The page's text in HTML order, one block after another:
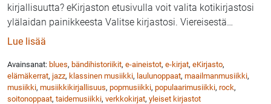
kirjallisuutta? eKirjaston etusivulla voit valita kotikirjastosi
ylälaidan painikkeesta Valitse kirjastosi. Viereisestä …
Lue lisää
Avainsanat: blues, bändihistoriikit, e-aineistot, e-kirjat, eKirjasto,
elämäkerrat, jazz, klassinen musiikki, laulunoppaat, maailmanmusiikki,
musiikki, musiikkikirjallisuus, popmusiikki, populaarimusiikki, rock,
soitonoppaat, taidemusiikki, verkkokirjat, yleiset kirjastot